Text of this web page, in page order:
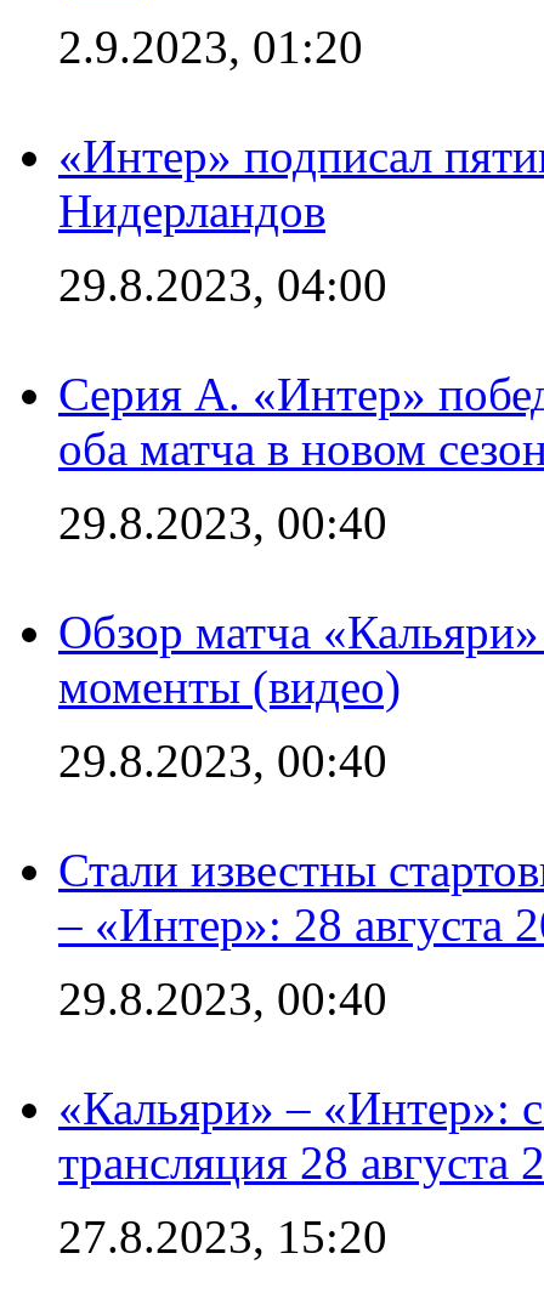
2.9.2023, 01:20
«Интер» подписал
Нидерландов
29.8.2023, 04:00
Серия А. «Интер»
оба матча в новом
29.8.2023, 00:40
Обзор матча
моменты (видео)
29.8.2023, 00:40
Стали известны
– «Интер»: 28 августа
29.8.2023, 00:40
«Кальяри» – «Интер»:
трансляция 28 августа
27.8.2023, 15:20